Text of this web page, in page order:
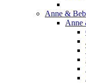
Anne &
Anne